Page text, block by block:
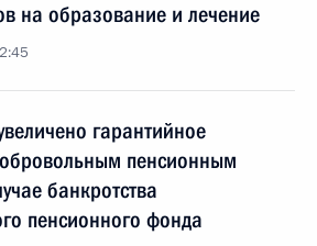
на образование и лечение
гарантийное
пенсионным
банкротства
пенсионного фонда